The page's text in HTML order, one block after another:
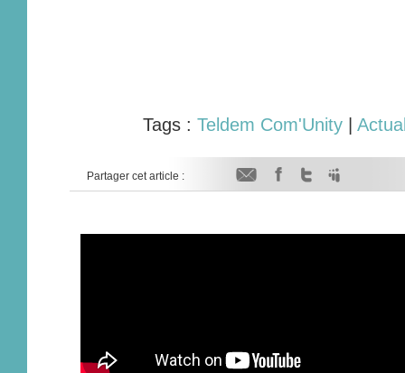
Tags : Teldem Com'Unity
Partager cet article :